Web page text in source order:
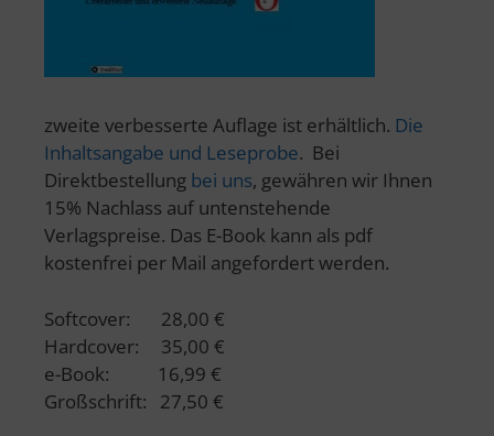
zweite verbesserte Auflage ist erhältlich. Die
Inhaltsangabe und Leseprobe. Bei
Direktbestellung bei uns, gewähren wir Ihnen
15% Nachlass auf untenstehende
Verlagspreise. Das E-Book kann als pdf
kostenfrei per Mail angefordert werden.
Softcover: 28,00 €
Hardcover: 35,00 €
e-Book: 16,99 €
Großschrift: 27,50 €